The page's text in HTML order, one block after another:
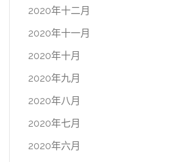
2020年十二月
2020年十一月
2020年十月
2020年九月
2020年八月
2020年七月
2020年六月